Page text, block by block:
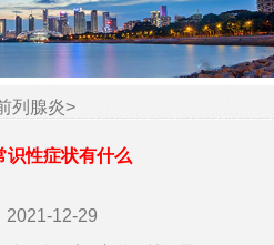
列腺炎>
识性症状有什么
2021-12-29